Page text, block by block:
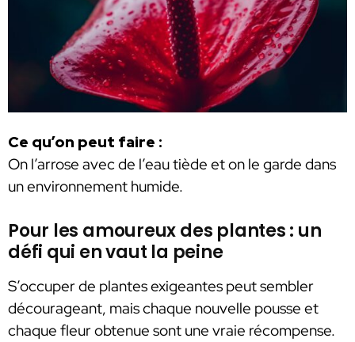
Ce qu’on peut faire :
On l’arrose avec de l’eau tiède et on le garde dans
un environnement humide.
Pour les amoureux des plantes : un
défi qui en vaut la peine
S’occuper de plantes exigeantes peut sembler
décourageant, mais chaque nouvelle pousse et
chaque fleur obtenue sont une vraie récompense.